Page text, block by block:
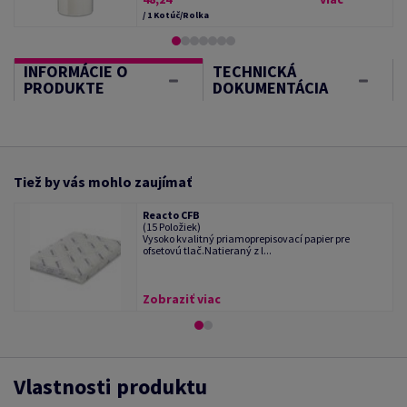
/ 1 Kotúč/Rolka
INFORMÁCIE O
PRODUKTE
TECHNICKÁ
DOKUMENTÁCIA
Tiež by vás mohlo zaujímať
Reacto CFB
(15 Položiek)
Vysoko kvalitný priamoprepisovací papier pre
ofsetovú tlač.Natieraný z l...
Zobraziť viac
Vlastnosti produktu